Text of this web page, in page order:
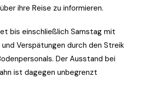
ihre Reise zu informieren.
bis einschließlich Samstag mit
Verspätungen durch den Streik
Der Ausstand bei
ist dagegen unbegrenzt